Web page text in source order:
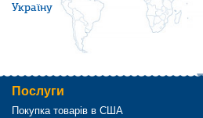
Україну
Послуги
Покупка товарів в США